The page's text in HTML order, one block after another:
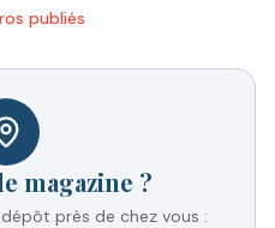
s publiés
magazine ?
près de chez vous :